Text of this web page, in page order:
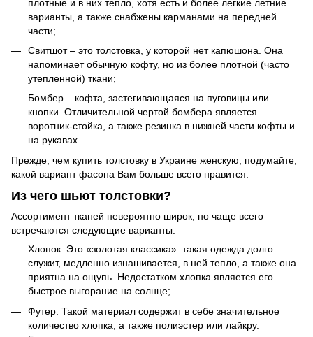
плотные и в них тепло, хотя есть и более легкие летние
варианты, а также снабжены карманами на передней
части;
Свитшот – это толстовка, у которой нет капюшона. Она
напоминает обычную кофту, но из более плотной (часто
утепленной) ткани;
Бомбер – кофта, застегивающаяся на пуговицы или
кнопки. Отличительной чертой бомбера является
воротник-стойка, а также резинка в нижней части кофты и
на рукавах.
Прежде, чем купить толстовку в Украине женскую, подумайте,
какой вариант фасона Вам больше всего нравится.
Из чего шьют толстовки?
Ассортимент тканей невероятно широк, но чаще всего
встречаются следующие варианты:
Хлопок. Это «золотая классика»: такая одежда долго
служит, медленно изнашивается, в ней тепло, а также она
приятна на ощупь. Недостатком хлопка является его
быстрое выгорание на солнце;
Футер. Такой материал содержит в себе значительное
количество хлопка, а также полиэстер или лайкру.